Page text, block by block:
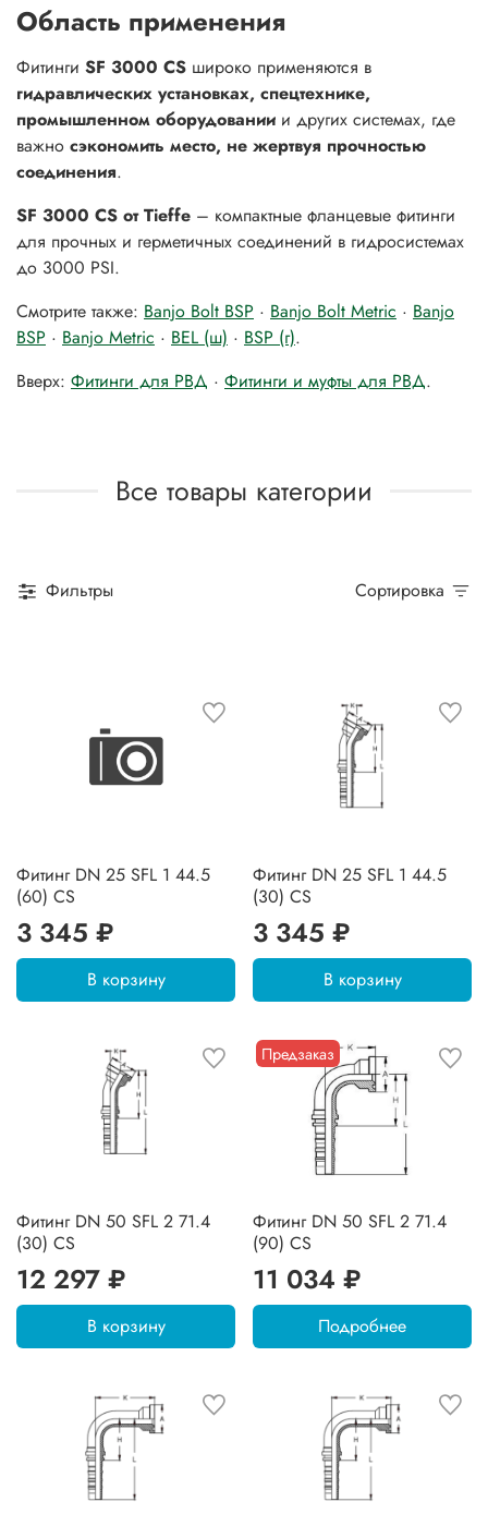
Область применения
Фитинги SF 3000 CS широко применяются в
гидравлических установках, спецтехнике,
промышленном оборудовании и других системах, где
важно сэкономить место, не жертвуя прочностью
соединения.
SF 3000 CS от Tieffe – компактные фланцевые фитинги
для прочных и герметичных соединений в гидросистемах
до 3000 PSI.
Смотрите также: Banjo Bolt BSP · Banjo Bolt Metric · Banjo
BSP · Banjo Metric · BEL (ш) · BSP (г).
Вверх: Фитинги для РВД · Фитинги и муфты для РВД.
Все товары категории
Фильтры Сортировка
Фитинг DN 25 SFL 1 44.5
(60) CS
3 345 ₽
В корзину
Фитинг DN 25 SFL 1 44.5
(30) CS
3 345 ₽
В корзину
Фитинг DN 50 SFL 2 71.4
(30) CS
12 297 ₽
В корзину
Предзаказ
Фитинг DN 50 SFL 2 71.4
(90) CS
11 034 ₽
Подробнее